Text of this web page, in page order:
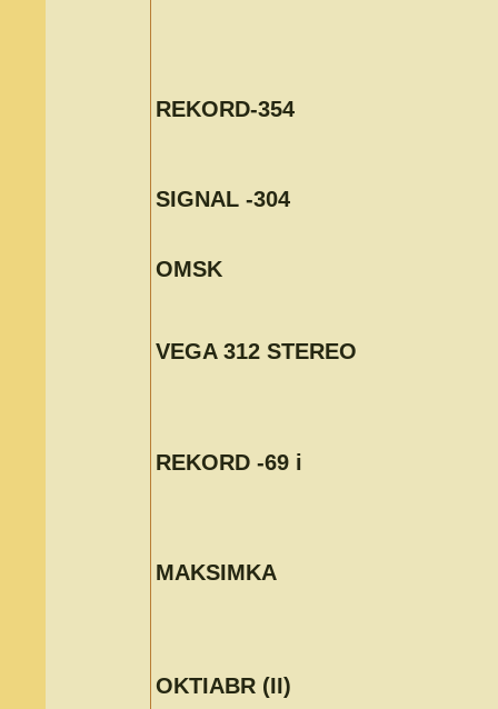
REKORD-354
SIGNAL -304
OMSK
VEGA 312 STEREO
REKORD -69 i
MAKSIMKA
OKTIABR (II)